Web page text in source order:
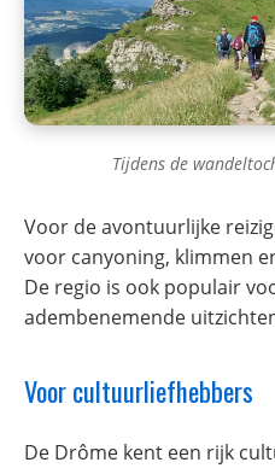
Tijdens de
Voor de avontuurlijke
voor canyoning, klimmen
De regio is ook populair
adembenemende
Voor cultuurliefhebbers
De Drôme kent een rijk